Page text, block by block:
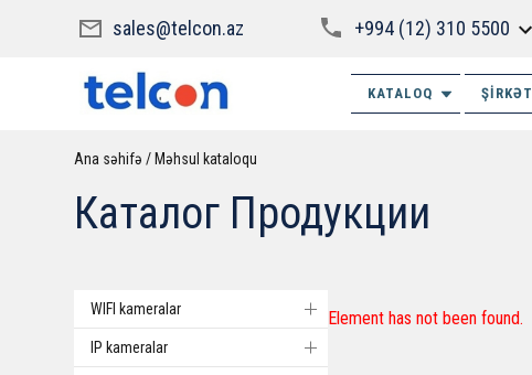
sales@telcon.az +994 (12) 310 5500
KATALOQ ŞİRKƏT
Ana səhifə Məhsul kataloqu
Каталог Продукции
WIFI kameralar
IP kameralar
Element has not been found.